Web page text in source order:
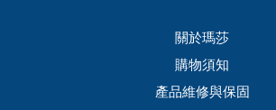
關於瑪莎
購物須知
產品維修與保固